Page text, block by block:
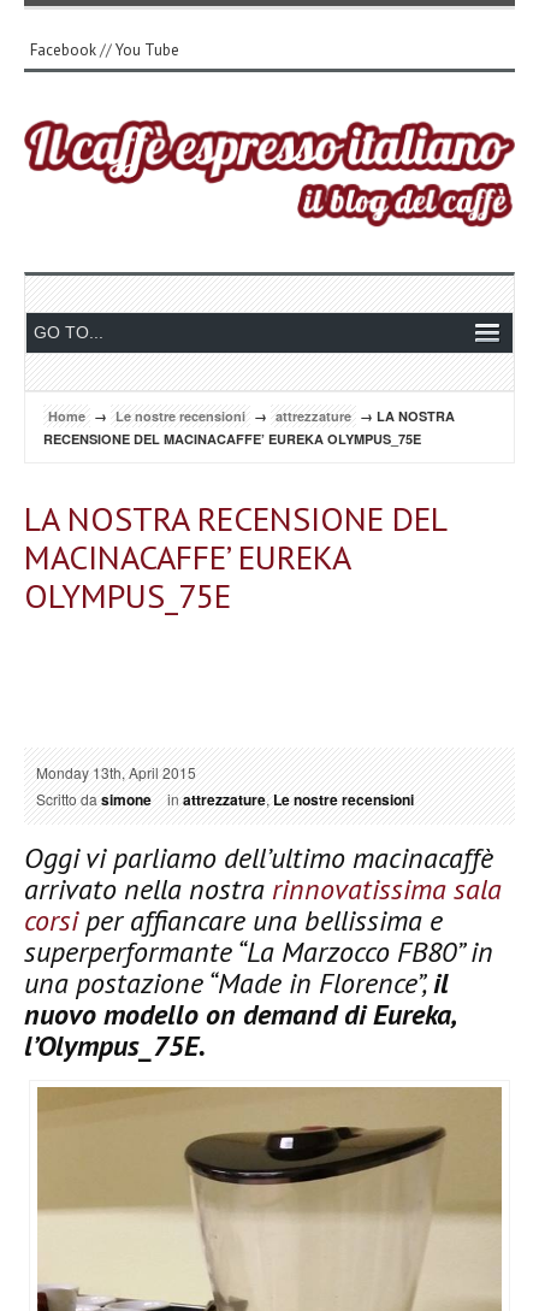
Facebook//You Tube
Home → Le nostre recensioni → attrezzature → LA NOSTRA
RECENSIONE DEL MACINACAFFE’ EUREKA OLYMPUS_75E
LA NOSTRA RECENSIONE DEL
MACINACAFFE’ EUREKA
OLYMPUS_75E
Monday 13th, April 2015
Scritto dasimone inattrezzature,Le nostre recensioni
Oggi vi parliamo dell’ultimo macinacaffè
arrivato nella nostra rinnovatissima sala
corsiper affiancare una bellissima e
superperformante “La Marzocco FB80” in
una postazione “Made in Florence”,il
nuovo modello on demand di Eureka,
l’Olympus_75E.